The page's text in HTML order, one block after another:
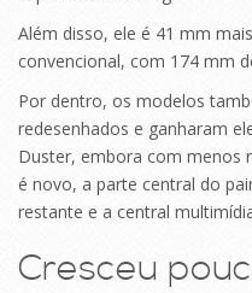
Além disso, ele é 41 mm
convencional, com 174 mm
Por dentro, os modelos
redesenhados e ganharam
Duster, embora com menos
é novo, a parte central do
restante e a central
Cresceu